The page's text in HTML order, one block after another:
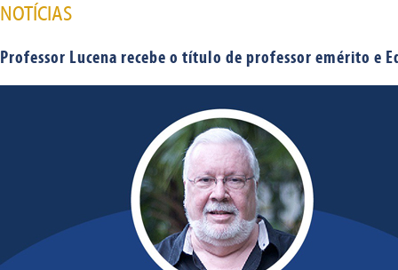
NOTÍCIAS
Professor Lucena recebe o título de professor emérito e